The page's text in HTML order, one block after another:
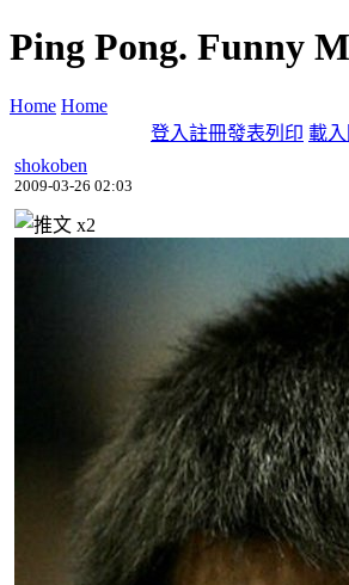
Ping Pong. Funny
Home Home
登入註冊發表列印 載入
shokoben
2009-03-26 02:03
x2